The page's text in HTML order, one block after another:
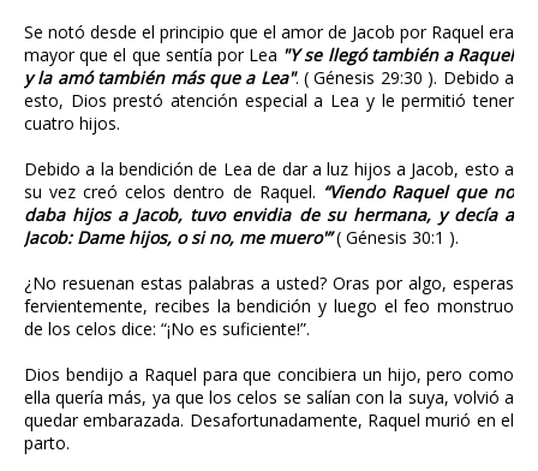
Se notó desde el principio que el amor de Jacob por Raquel era
mayor que el que sentía por Lea "Y se llegó también a Raquel
y la amó también más que a Lea". ( Génesis 29:30 ). Debido a
esto, Dios prestó atención especial a Lea y le permitió tener
cuatro hijos.
Debido a la bendición de Lea de dar a luz hijos a Jacob, esto a
su vez creó celos dentro de Raquel. “Viendo Raquel que no
daba hijos a Jacob, tuvo envidia de su hermana, y decía a
Jacob: Dame hijos, o si no, me muero'”( Génesis 30:1 ).
¿No resuenan estas palabras a usted? Oras por algo, esperas
fervientemente, recibes la bendición y luego el feo monstruo
de los celos dice: “¡No es suficiente!”.
Dios bendijo a Raquel para que concibiera un hijo, pero como
ella quería más, ya que los celos se salían con la suya, volvió a
quedar embarazada. Desafortunadamente, Raquel murió en el
parto.